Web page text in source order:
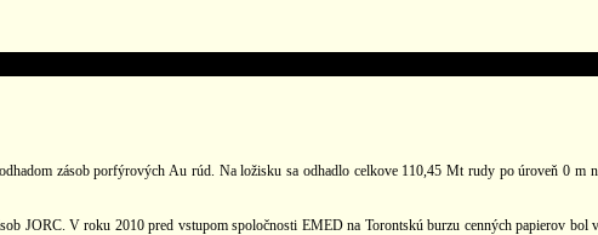
zásob porfýrových Au rúd. Na ložisku sa odhadlo celkove 110,45 Mt rudy po úroveň 0
JORC. V roku 2010 pred vstupom spoločnosti EMED na Torontskú burzu cenných papierov bol